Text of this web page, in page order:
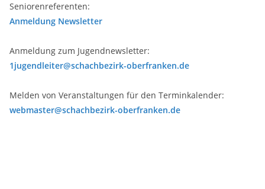
Seniorenreferenten:
Anmeldung Newsletter
Anmeldung zum Jugendnewsletter:
1jugendleiter@schachbezirk-oberfranken.de
Melden von Veranstaltungen für den Terminkalender:
webmaster@schachbezirk-oberfranken.de